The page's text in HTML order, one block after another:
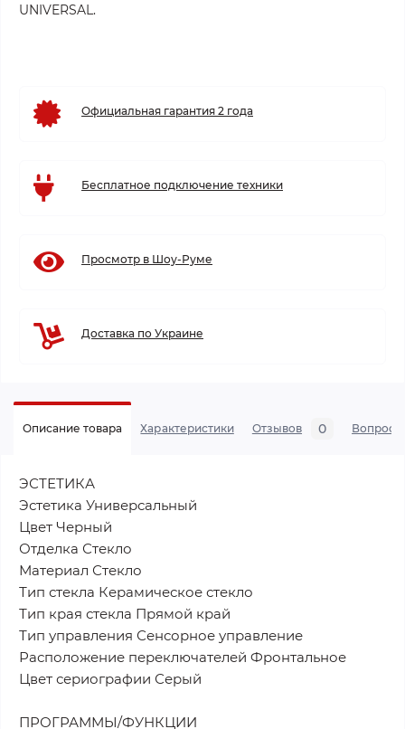
UNIVERSAL.
Официальная гарантия 2 года
Бесплатное подключение техники
Просмотр в Шоу-Руме
Доставка по Украине
Описание товара Характеристики Отзывов 0 Вопросы
ЭСТЕТИКА
Эстетика Универсальный
Цвет Черный
Отделка Стекло
Материал Стекло
Тип стекла Керамическое стекло
Тип края стекла Прямой край
Тип управления Сенсорное управление
Расположение переключателей Фронтальное
Цвет сериографии Серый
ПРОГРАММЫ/ФУНКЦИИ